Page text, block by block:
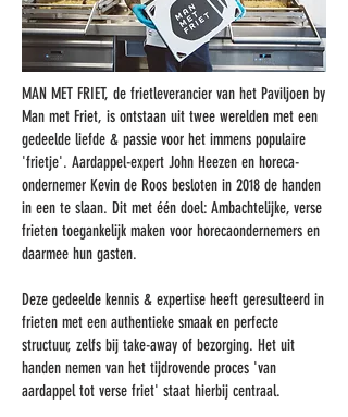
MAN MET FRIET, de frietleverancier van het Paviljoen by
Man met Friet, is ontstaan uit twee werelden met een
gedeelde liefde & passie voor het immens populaire
'frietje'. Aardappel-expert John Heezen en horeca-
ondernemer Kevin de Roos besloten in 2018 de handen
in een te slaan. Dit met één doel: Ambachtelijke, verse
frieten toegankelijk maken voor horecaondernemers en
daarmee hun gasten.
Deze gedeelde kennis & expertise heeft geresulteerd in
frieten met een authentieke smaak en perfecte
structuur, zelfs bij take-away of bezorging. Het uit
handen nemen van het tijdrovende proces 'van
aardappel tot verse friet' staat hierbij centraal.